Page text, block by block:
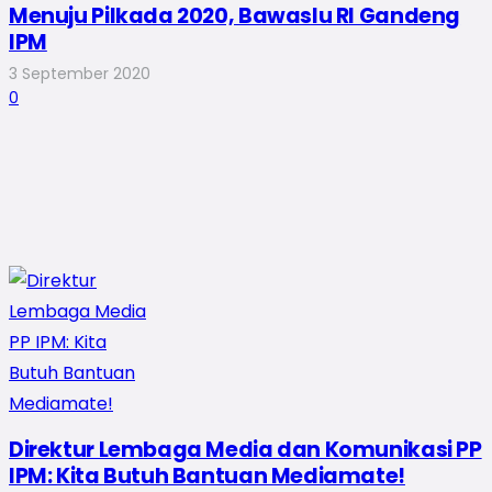
Menuju Pilkada 2020, Bawaslu RI Gandeng
IPM
3 September 2020
0
Direktur Lembaga Media dan Komunikasi PP
IPM: Kita Butuh Bantuan Mediamate!